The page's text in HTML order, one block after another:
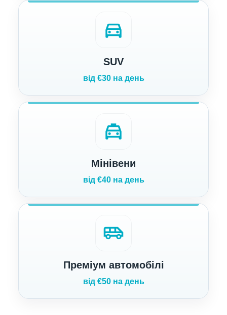
directions_car
SUV
від €30 на день
local_taxi
Мінівени
від €40 на день
airport_shuttle
Преміум автомобілі
від €50 на день